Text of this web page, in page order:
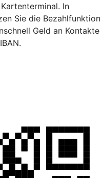
In
Sie die Bezahlfunktion
Geld an Kontakte